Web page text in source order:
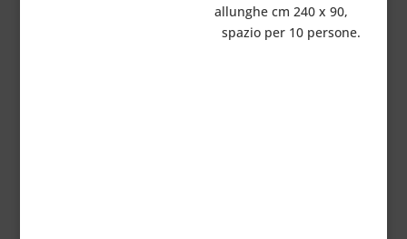
allunghe cm 240 x 90,
spazio per 10 persone.